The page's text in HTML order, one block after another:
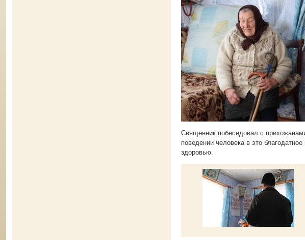
Священник побеседовал с
поведении человека в это
здоровью.